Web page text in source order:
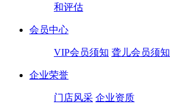
和评估
会员中心
VIP会员须知 聋儿会员须知
企业荣誉
门店风采 企业资质